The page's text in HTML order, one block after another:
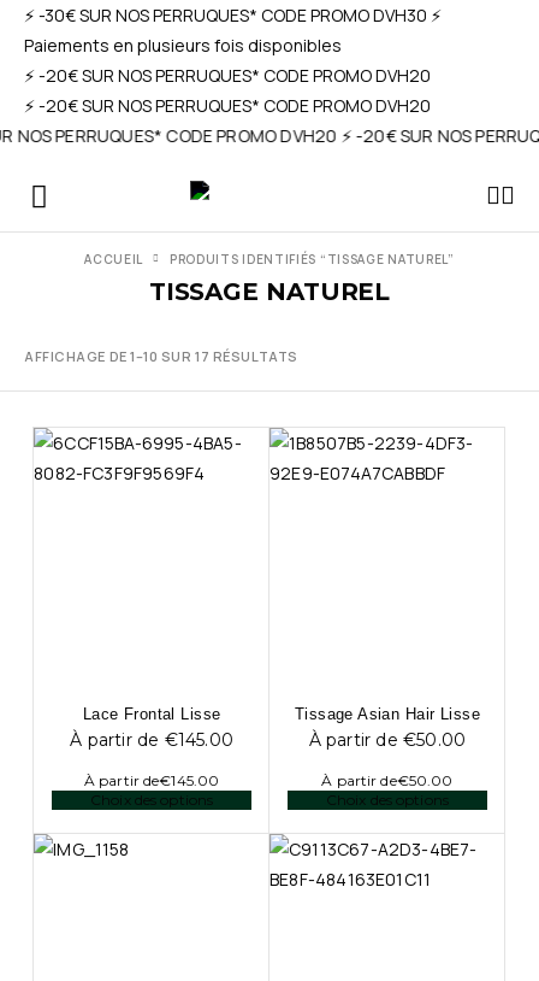
⚡️ -30€ SUR NOS PERRUQUES* CODE PROMO DVH30 ⚡️
Paiements en plusieurs fois disponibles
⚡️ -20€ SUR NOS PERRUQUES* CODE PROMO DVH20
⚡️ -20€ SUR NOS PERRUQUES* CODE PROMO DVH20
CODE PROMO DVH20 ⚡️ -20€ SUR NOS
AFFICHAGE DE 1–10 SUR 17 RÉSULTATS
TISSAGE NATUREL
ACCUEIL PRODUITS IDENTIFIÉS “TISSAGE NATUREL”
Lace Frontal Lisse
À partir de €145.00
À partir de€145.00
Choix des options
Tissage Asian Hair Lisse
À partir de €50.00
À partir de€50.00
Choix des options